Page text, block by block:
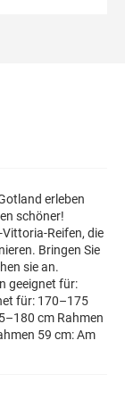
erleben
schöner!
Reifen, die
Bringen Sie
sie an.
geeignet für:
für: 170–175
cm Rahmen
59 cm: Am